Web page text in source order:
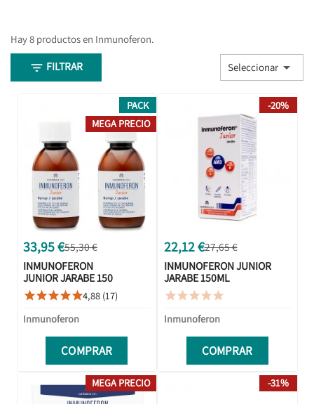
Hay 8 productos en Inmunoferon.
 FILTRAR Seleccionar 
33,95 €55,30 €
INMUNOFERON
JUNIOR JARABE 150
+ 150ML DUPLO
PROMOCIÓN
4,88 (17)
Inmunoferon
COMPRAR
PACK
MEGA PRECIO
22,12 €27,65 €
INMUNOFERON JUNIOR
JARABE 150ML

Inmunoferon
COMPRAR
-20%
MEGA PRECIO -31%